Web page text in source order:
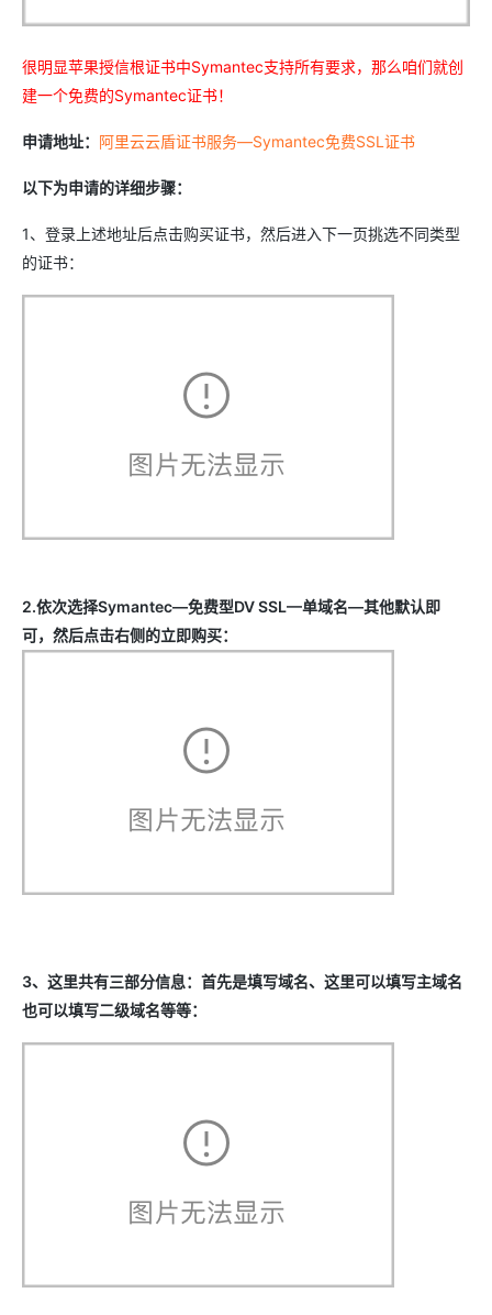
很明显苹果授信根证书中Symantec支持所有要求，那么咱们就创
建一个免费的Symantec证书！
申请地址： 阿里云云盾证书服务—Symantec免费SSL证书
以下为申请的详细步骤：
1、登录上述地址后点击购买证书，然后进入下一页挑选不同类型
的证书：
2.依次选择Symantec—免费型DV SSL—单域名—其他默认即
可，然后点击右侧的立即购买：
3、这里共有三部分信息：首先是填写域名、这里可以填写主域名
也可以填写二级域名等等：